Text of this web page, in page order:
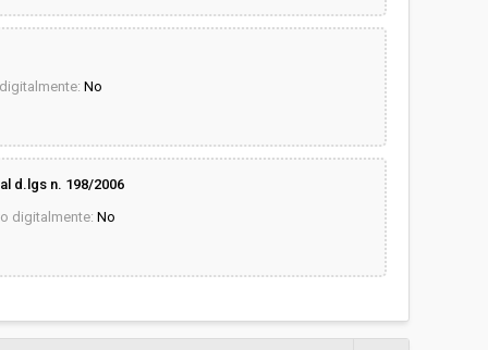
No
d.lgs n. 198/2006
digitalmente: No